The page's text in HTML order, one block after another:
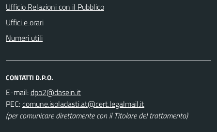
Ufficio Relazioni con il Pubblico
Uffici e orari
Numeri utili
CONTATTI D.P.O.
E-mail:
PEC:
(per comunicare direttamente con il Titolare del trattamento)